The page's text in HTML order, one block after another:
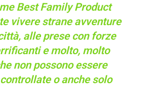
Best Family Product
vivere strane avventure
alle prese con forze
e molto, molto
non possono essere
o anche solo